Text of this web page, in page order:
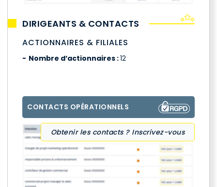
DIRIGEANTS & CONTACTS
ACTIONNAIRES & FILIALES
Nombre d’actionnaires :12
CONTACTS OPÉRATIONNELS
Obtenir les contacts ? Inscrivez-vous